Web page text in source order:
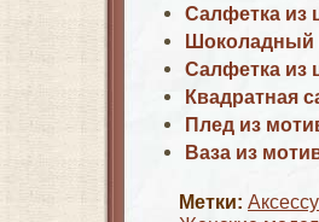
Салфетка из
Шоколадный
Салфетка из
Квадратная
Плед из
Ваза из
Метки: